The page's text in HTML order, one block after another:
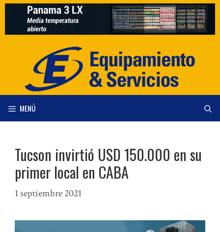
Saltar
contenido
MENÚ
Tucson invirtió USD 150.000 en su
primer local en CABA
1 septiembre 2021